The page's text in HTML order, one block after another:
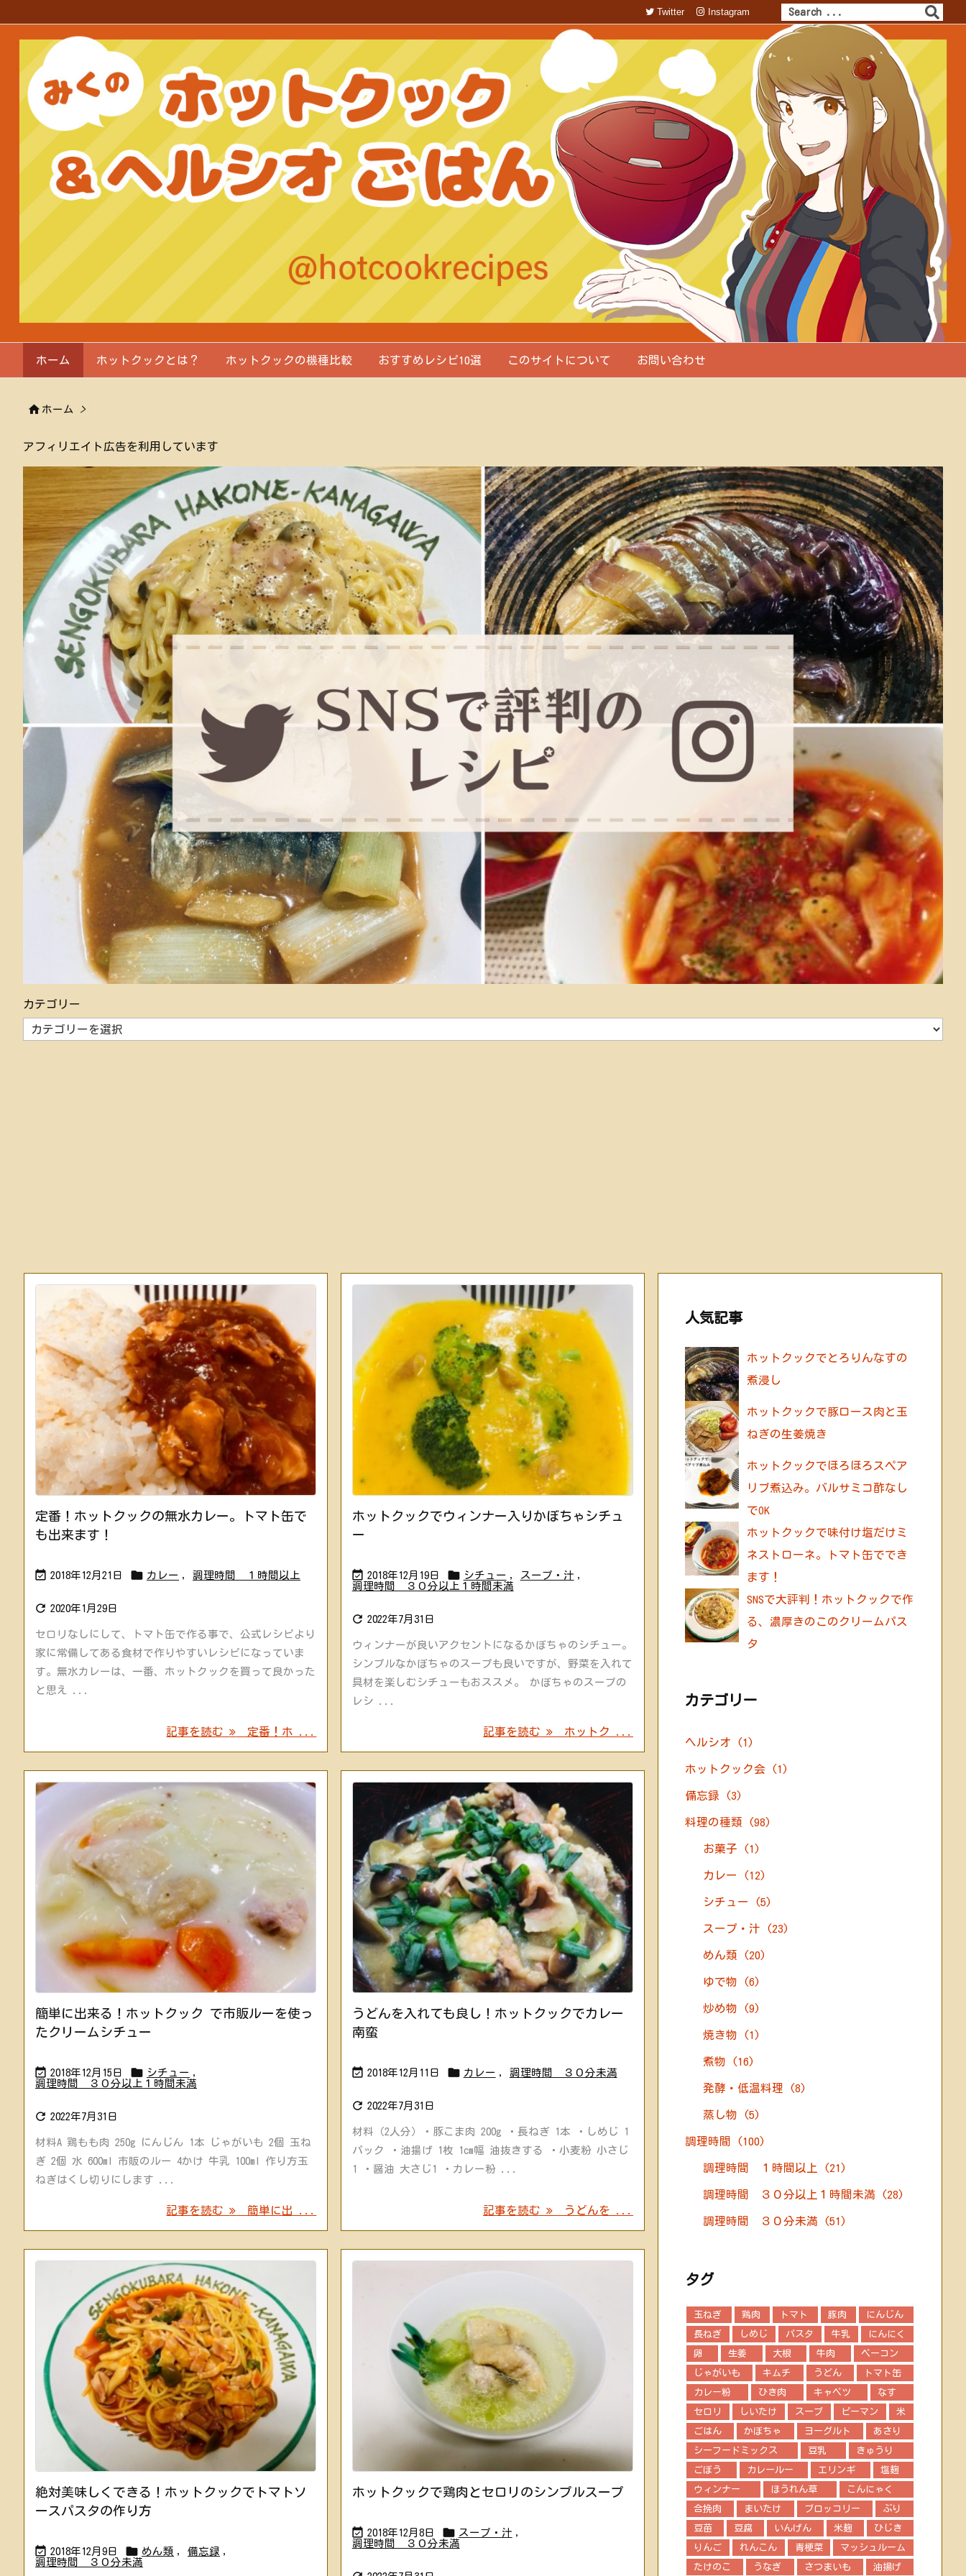
ホーム ホットクックとは？ ホットクックの機種比較 おすすめレシピ10選 このサイトについて お問い合わせ
Twitter Instagram
 ホーム >
アフィリエイト広告を利用しています
カテゴリー
テ
定番！ホットクックの無水カレー。トマト缶で
も出来ます！
 2018年12月21日  カレー , 調理時間 １時間以上
 2020年1月29日
セロリなしにして、トマト缶で作る事で、公式レシピより
家に常備してある食材で作りやすいレシピになっていま
す。無水カレーは、一番、ホットクックを買って良かった
と思え ...
記事を読む 定番！ホ ...
ホットクックでウィンナー入りかぼちゃシチュ
ー
 2018年12月19日  シチュー , スープ・汁 ,
調理時間 ３０分以上１時間未満
 2022年7月31日
ウィンナーが良いアクセントになるかぼちゃのシチュー。
シンプルなかぼちゃのスープも良いですが、野菜を入れて
具材を楽しむシチューもおススメ。 かぼちゃのスープの
レシ ...
記事を読む ホットク ...
簡単に出来る！ホットクック で市販ルーを使っ
たクリームシチュー
 2018年12月15日  シチュー ,
調理時間 ３０分以上１時間未満
 2022年7月31日
材料A 鶏もも肉 250g にんじん 1本 じゃがいも 2個 玉ね
ぎ 2個 水 600ml 市販のルー 4かけ 牛乳 100ml 作り方玉
ねぎはくし切りにします ...
記事を読む 簡単に出 ...
うどんを入れても良し！ホットクックでカレー
南蛮
 2018年12月11日  カレー , 調理時間 ３０分未満
 2022年7月31日
材料（2人分）・豚こま肉 200g ・長ねぎ 1本 ・しめじ 1
パック ・油揚げ 1枚 1cm幅 油抜きする ・小麦粉 小さじ
1 ・醤油 大さじ1 ・カレー粉 ...
記事を読む うどんを ...
絶対美味しくできる！ホットクックでトマトソ
ースパスタの作り方
 2018年12月9日  めん類 , 備忘録 ,
調理時間 ３０分未満
ホットクックで鶏肉とセロリのシンプルスープ
 2018年12月8日  スープ・汁 ,
調理時間 ３０分未満
人気記事
ホットクックでとろりんなすの
煮浸し
ホットクックで豚ロース肉と玉
ねぎの生姜焼き
ホットクックでほろほろスペア
リブ煮込み。バルサミコ酢なし
でOK
ホットクックで味付け塩だけミ
ネストローネ。トマト缶ででき
ます！
SNSで大評判！ホットクックで作
る、濃厚きのこのクリームパス
タ
カテゴリー
ヘルシオ (1)
ホットクック会 (1)
備忘録 (3)
料理の種類 (98)
お菓子 (1)
カレー (12)
シチュー (5)
スープ・汁 (23)
めん類 (20)
ゆで物 (6)
炒め物 (9)
焼き物 (1)
煮物 (16)
発酵・低温料理 (8)
蒸し物 (5)
調理時間 (100)
調理時間 １時間以上 (21)
調理時間 ３０分以上１時間未満 (28)
調理時間 ３０分未満 (51)
タグ
玉ねぎ 鶏肉 トマト 豚肉 にんじん
長ねぎ しめじ パスタ 牛乳 にんにく
卵 生姜 大根 牛肉 ベーコン
じゃがいも キムチ うどん トマト缶
カレー粉 ひき肉 キャベツ なす
セロリ しいたけ スープ ピーマン 米
ごはん かぼちゃ ヨーグルト あさり
シーフードミックス 豆乳 きゅうり
ごぼう カレールー エリンギ 塩麹
ウィンナー ほうれん草 こんにゃく
合挽肉 まいたけ ブロッコリー ぶり
豆苗 豆腐 いんげん 米麹 ひじき
りんご れんこん 青梗菜 マッシュルーム
たけのこ うなぎ さつまいも 油揚げ